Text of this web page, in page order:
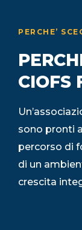
PERCHE’
CIOFS
sono pronti
percorso di
di un
crescita